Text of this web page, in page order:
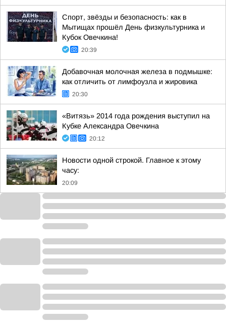
Спорт, звёзды и безопасность: как в
Мытищах прошёл День физкультурника и
Кубок Овечкина!
20:39
Добавочная молочная железа в подмышке:
как отличить от лимфоузла и жировика
20:30
«Витязь» 2014 года рождения выступил на
Кубке Александра Овечкина
20:12
Новости одной строкой. Главное к этому
часу:
20:09